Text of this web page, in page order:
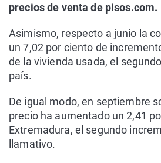
precios de venta de pisos.com.
Asimismo, respecto a junio la
un 7,02 por ciento de
de la vivienda usada, el
país.
De igual modo, en septiembre
precio ha aumentado un 2,41
Extremadura, el segundo
llamativo.